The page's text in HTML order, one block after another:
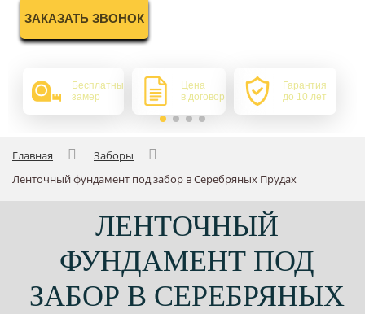
ЗАКАЗАТЬ ЗВОНОК
Бесплатный
замер
Цена
в договоре
Гарантия
до 10 лет
Главная
Заборы
Ленточный фундамент под забор в Серебряных Прудах
ЛЕНТОЧНЫЙ
ФУНДАМЕНТ ПОД
ЗАБОР В СЕРЕБРЯНЫХ